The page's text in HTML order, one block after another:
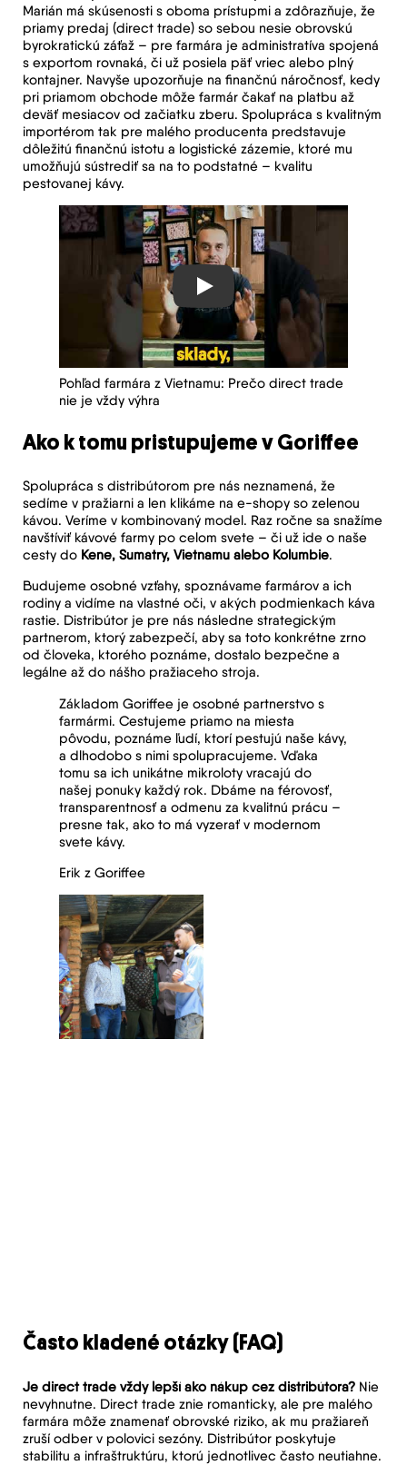
Marián má skúsenosti s oboma prístupmi a zdôrazňuje, že
priamy predaj (direct trade) so sebou nesie obrovskú
byrokratickú záťaž – pre farmára je administratíva spojená
s exportom rovnaká, či už posiela päť vriec alebo plný
kontajner. Navyše upozorňuje na finančnú náročnosť, kedy
pri priamom obchode môže farmár čakať na platbu až
deväť mesiacov od začiatku zberu. Spolupráca s kvalitným
importérom tak pre malého producenta predstavuje
dôležitú finančnú istotu a logistické zázemie, ktoré mu
umožňujú sústrediť sa na to podstatné – kvalitu
pestovanej kávy.
Play
Pohľad farmára z Vietnamu: Prečo direct trade
nie je vždy výhra
Ako k tomu pristupujeme v Goriffee
Spolupráca s distribútorom pre nás neznamená, že
sedíme v pražiarni a len klikáme na e-shopy so zelenou
kávou. Veríme v kombinovaný model. Raz ročne sa snažíme
navštíviť kávové farmy po celom svete – či už ide o naše
cesty do Kene, Sumatry, Vietnamu alebo Kolumbie.
Budujeme osobné vzťahy, spoznávame farmárov a ich
rodiny a vidíme na vlastné oči, v akých podmienkach káva
rastie. Distribútor je pre nás následne strategickým
partnerom, ktorý zabezpečí, aby sa toto konkrétne zrno
od človeka, ktorého poznáme, dostalo bezpečne a
legálne až do nášho pražiaceho stroja.
Základom Goriffee je osobné partnerstvo s
farmármi. Cestujeme priamo na miesta
pôvodu, poznáme ľudí, ktorí pestujú naše kávy,
a dlhodobo s nimi spolupracujeme. Vďaka
tomu sa ich unikátne mikroloty vracajú do
našej ponuky každý rok. Dbáme na férovosť,
transparentnosť a odmenu za kvalitnú prácu –
presne tak, ako to má vyzerať v modernom
svete kávy.
Erik z Goriffee
Často kladené otázky (FAQ)
Je direct trade vždy lepší ako nákup cez distribútora? Nie
nevyhnutne. Direct trade znie romanticky, ale pre malého
farmára môže znamenať obrovské riziko, ak mu pražiareň
zruší odber v polovici sezóny. Distribútor poskytuje
stabilitu a infraštruktúru, ktorú jednotlivec často neutiahne.